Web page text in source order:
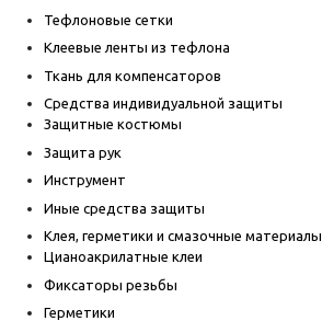
Тефлоновые сетки
Клеевые ленты из тефлона
Ткань для компенсаторов
Средства индивидуальной защиты
Защитные костюмы
Защита рук
Инструмент
Иные средства защиты
Клея, герметики и смазочные материалы
Цианоакрилатные клеи
Фиксаторы резьбы
Герметики